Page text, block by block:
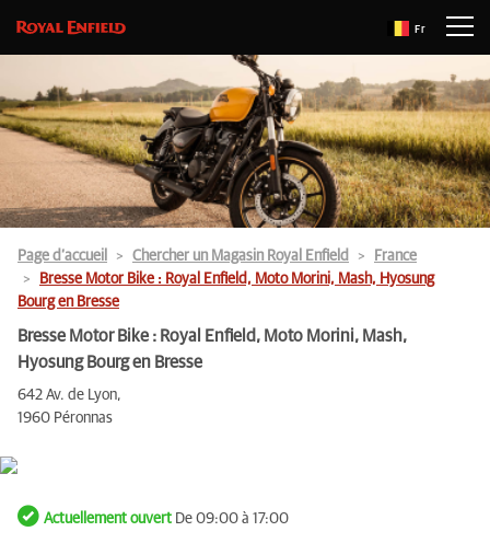
Fr
Page d’accueil Chercher un Magasin Royal Enfield
France
Bresse Motor Bike : Royal Enfield, Moto Morini, Mash, Hyosung
Bourg en Bresse
Bresse Motor Bike : Royal Enfield, Moto Morini, Mash,
Hyosung Bourg en Bresse
642 Av. de Lyon,
1960 Péronnas
Actuellement ouvert De 09:00 à 17:00